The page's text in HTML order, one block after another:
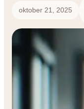
oktober 21, 2025